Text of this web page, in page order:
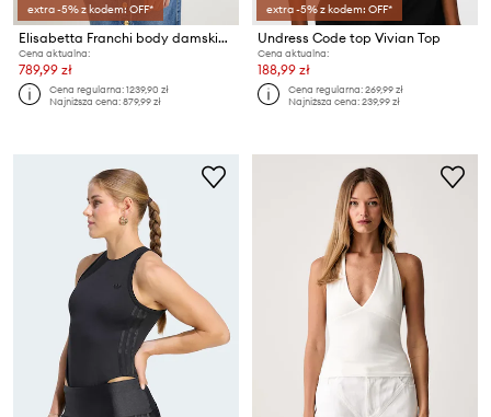
extra -5% z kodem: OFF*
Elisabetta Franchi body damskie z wiskozy
Cena aktualna:
789,99 zł
Cena regularna:1239,90 zł
Najniższa cena:879,99 zł
extra -5% z kodem: OFF*
Undress Code top Vivian Top
Cena aktualna:
188,99 zł
Cena regularna:269,99 zł
Najniższa cena:239,99 zł